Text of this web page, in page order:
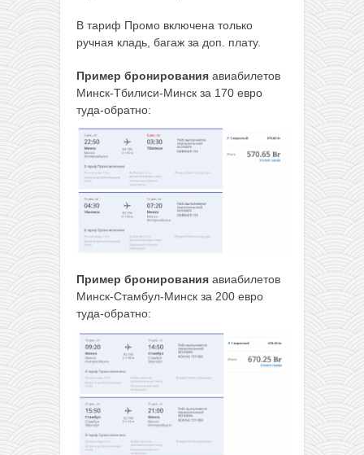
В тариф Промо включена только
ручная кладь, багаж за доп. плату.
Пример бронирования авиабилетов
Минск-Тбилиси-Минск за 170 евро
туда-обратно:
Пример бронирования авиабилетов
Минск-Стамбул-Минск за 200 евро
туда-обратно: